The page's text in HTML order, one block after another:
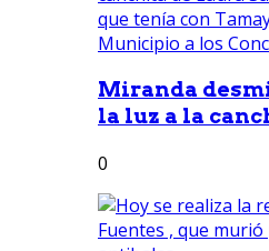
Miranda
la luz a la
0